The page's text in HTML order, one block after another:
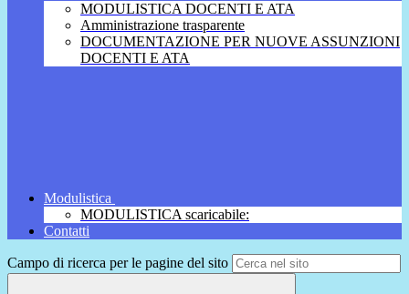
MODULISTICA DOCENTI E ATA
Amministrazione trasparente
DOCUMENTAZIONE PER NUOVE ASSUNZIONI
DOCENTI E ATA
Modulistica
MODULISTICA scaricabile:
Contatti
Campo di ricerca per le pagine del sito